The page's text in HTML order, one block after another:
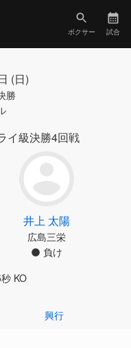
ボクサー 試合
(日)
勝
イ級決勝4回戦
井上 太陽
広島三栄
負け
KO
興行